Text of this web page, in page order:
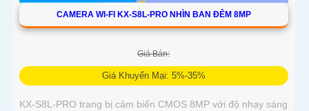
CAMERA WI-FI KX-S8L-PRO NHÌN BAN ĐÊM 8MP
Giá Bán:
Giá Khuyến Mại: 5%-35%
KX-S8L-PRO trang bị cảm biến CMOS 8MP với độ nhạy sáng